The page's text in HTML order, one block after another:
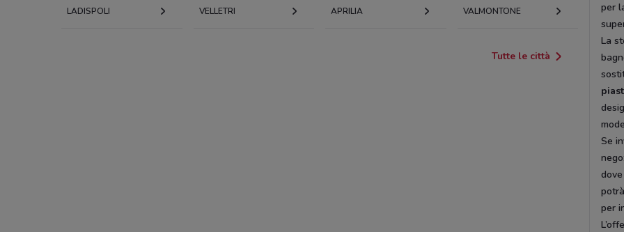
LADISPOLI VELLETRI APRILIA VALMONTONE
Tutte le città
per
La
Se
per